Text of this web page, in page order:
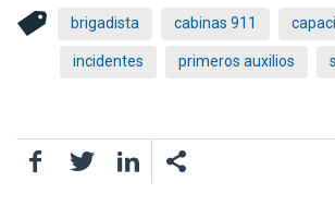
brigadista cabinas 911
incidentes primeros auxilios
FacebookTwitterLinkedIn